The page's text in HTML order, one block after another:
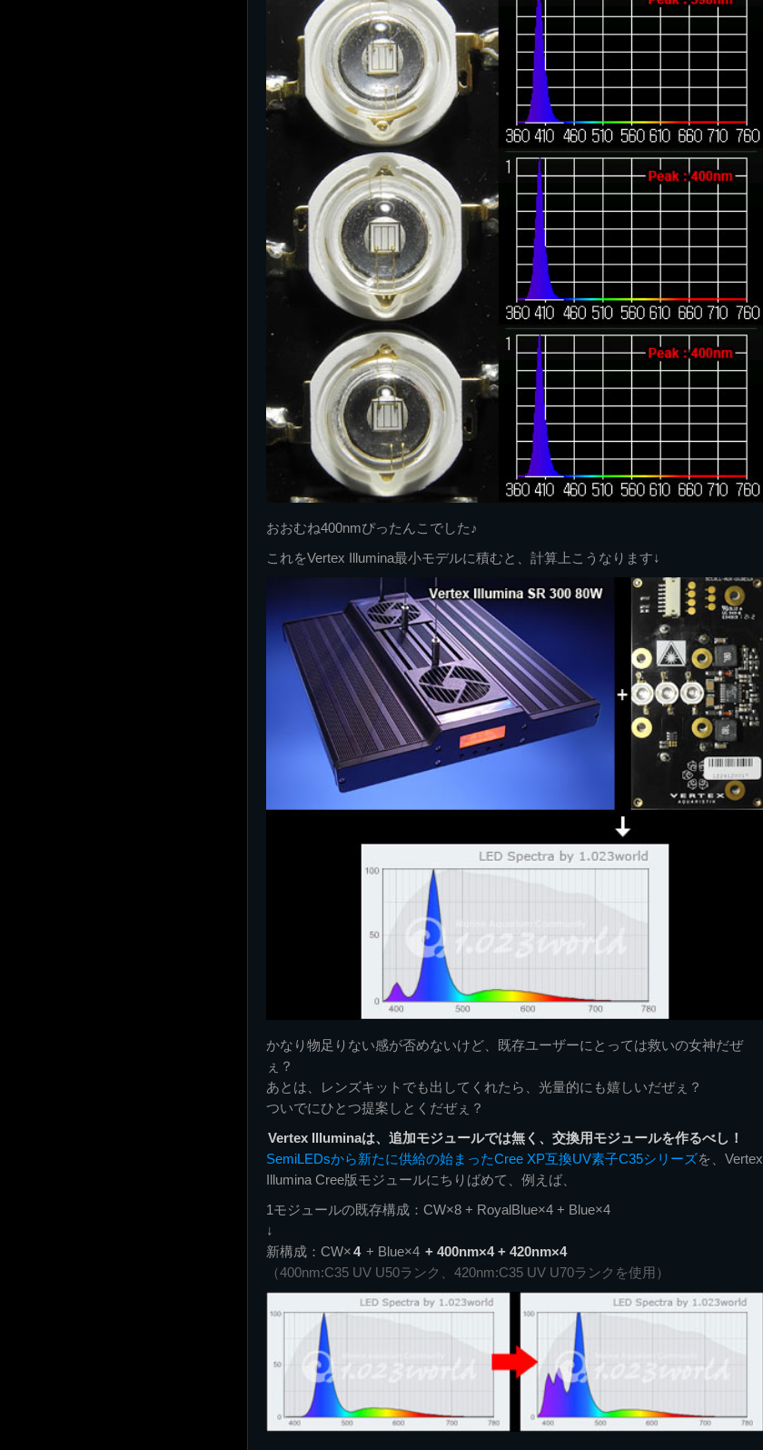
おおむね400nmぴったんこでした♪
これをVertex Illumina最小モデルに積むと、計算上こうなります↓
かなり物足りない感が否めないけど、既存ユーザーにとっては救いの女神だぜ
ぇ？
あとは、レンズキットでも出してくれたら、光量的にも嬉しいだぜぇ？
ついでにひとつ提案しとくだぜぇ？
Vertex Illuminaは、追加モジュールでは無く、交換用モジュールを作るべし！
SemiLEDsから新たに供給の始まったCree XP互換UV素子C35シリーズを、Vertex
Illumina Cree版モジュールにちりばめて、例えば、
1モジュールの既存構成：CW×8 + RoyalBlue×4 + Blue×4
↓
新構成：CW×4 + Blue×4 + 400nm×4 + 420nm×4
（400nm:C35 UV U50ランク、420nm:C35 UV U70ランクを使用）